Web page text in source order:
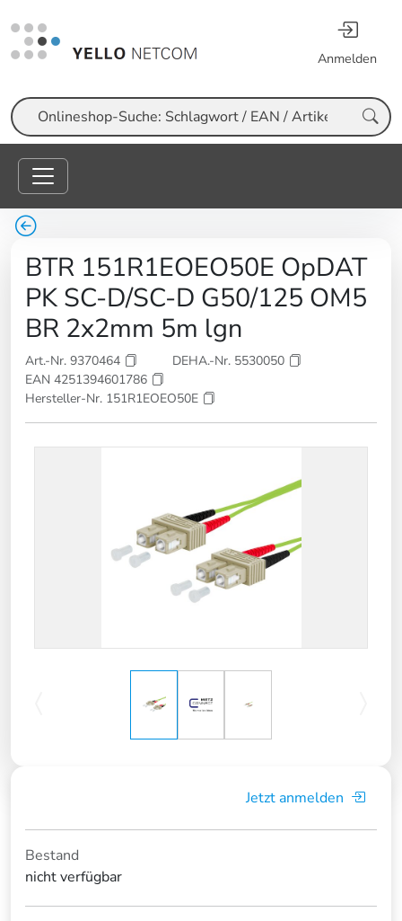
Anmelden
Suche
BTR 151R1EOEO50E OpDAT
PK SC-D/SC-D G50/125 OM5
BR 2x2mm 5m lgn
Art.-Nr. 9370464
DEHA.-Nr. 5530050
EAN 4251394601786
Hersteller-Nr. 151R1EOEO50E
Jetzt anmelden
Bestand
nicht verfügbar